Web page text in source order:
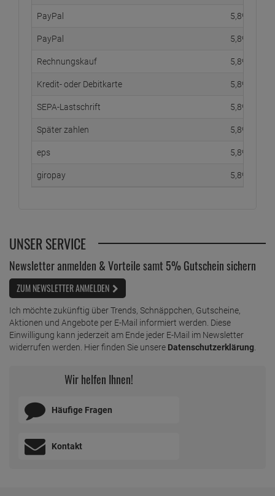
PayPal 5, 89
PayPal 5, 89
Rechnungskauf 5, 89
Kredit- oder Debitkarte 5, 89
SEPA-Lastschrift 5, 89
Später zahlen 5, 89
eps 5, 89
giropay 5, 89
UNSER SERVICE
Newsletter anmelden & Vorteile samt 5% Gutschein sichern
ZUM NEWSLETTER ANMELDEN
Ich möchte zukünftig über Trends, Schnäppchen, Gutscheine,
Aktionen und Angebote per E-Mail informiert werden. Diese
Einwilligung kann jederzeit am Ende jeder E-Mail im Newsletter
widerrufen werden. Hier finden Sie unsere Datenschutzerklärung
Wir helfen Ihnen!
Häufige Fragen
Kontakt